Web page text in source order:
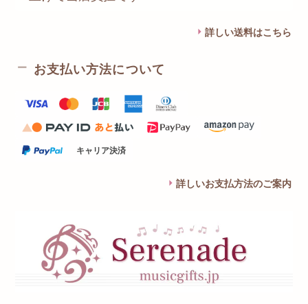
詳しい送料はこちら
お支払い方法について
キャリア決済
詳しいお支払方法のご案内